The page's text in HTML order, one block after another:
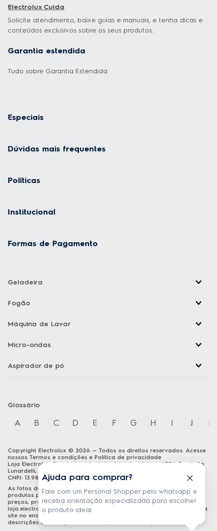
Ajuda para comprar?
Fale com um Personal Shopper pelo whatsapp e
receba orientação especializada para escolher
o produto ideal.
Electrolux Cuida
Solicite atendimento, baixe guias e manuais, e tenha dicas e
conteúdos exclusivos sobre os seus produtos.
Garantia estendida
Tudo sobre Garantia Estendida
Especiais
Dúvidas mais frequentes
Políticas
Institucional
Formas de Pagamento
Geladeira
Fogão
Máquina de Lavar
Micro-ondas
Aspirador de pó
Glossário
A B C D E F G H I J K
Copyright Electrolux © 2026 — Todos os direitos reservados. Acesse
nossos Termos e condições e Política de privacidade
Loja Electrolux Comércio virtual de eletrodomésticos LTDA Rua João
Lunardelli, 2205 - Cidade Industrial - Curitiba - PR - CEP: 81460-100
CNPJ: 13.986.197/0001-21
As fotos dos produtos são meramente ilustrativas. A venda dos
produtos publicados está sujeita a disponibilidade de estoque. Os
preços, promoções e formas de pagamento publicados em
loja.electrolux.com.brestão válidos exclusivamente para compra via
site no endereço mencionado. As especificações técnicas e
descrições estão sujeitas a alterações sem aviso prévio.